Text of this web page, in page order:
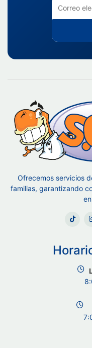
Ofrecemos servicios
familias, garantizando